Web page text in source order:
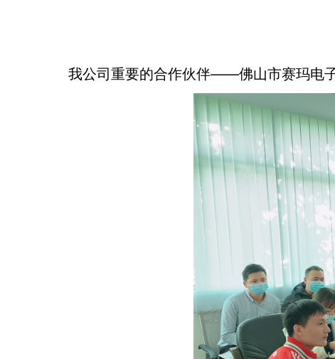
我公司重要的合作伙伴——佛山市赛玛电子